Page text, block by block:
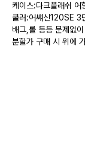
케이스:다크플래쉬
쿨러:어썌신120SE 3
배그,롤 등등 문제없
분할가 구매 시 위에